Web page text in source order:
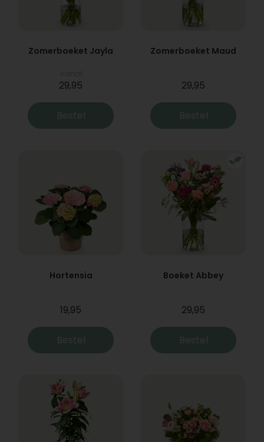
Zomerboeket Jayla
29,95
Bestel
Zomerboeket Maud
29,95
Bestel
Hortensia
19,95
Bestel
Boeket Abbey
29,95
Bestel